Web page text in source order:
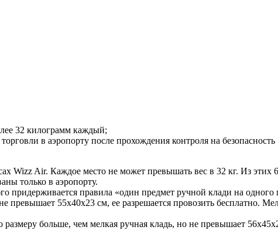
32 килограмм каждый;
в аэропорту после прохождения контроля на безопасность
Wizz Air. Каждое место не может превышать вес в 32 кг. Из этих
только в аэропорту.
придерживается правила «один предмет ручной клади на одного
превышает 55x40x23 см, ее разрешается провозить бесплатно.
размеру больше, чем мелкая ручная кладь, но не превышает